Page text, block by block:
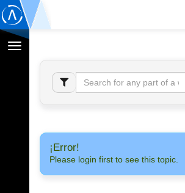
Cambiar
navegación
¡Error!
Please login first to see this topic.